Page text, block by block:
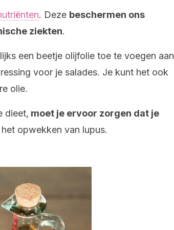
. Deze beschermen ons
ziekten.
een beetje olijfolie toe te voegen aan
voor je salades. Je kunt het ook
olie.
dieet, moet je ervoor zorgen dat je
opwekken van lupus.